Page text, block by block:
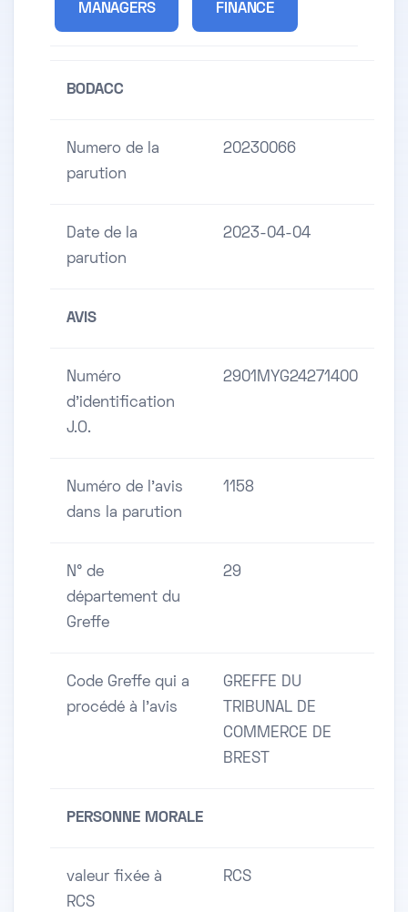
MANAGERS FINANCE
BODACC
Numero de la
parution
20230066
Date de la
parution
2023-04-04
AVIS
Numéro
d'identification
J.O.
2901MYG24271400
Numéro de l'avis
dans la parution
1158
N° de
département du
Greffe
29
Code Greffe qui a
procédé à l'avis
GREFFE DU
TRIBUNAL DE
COMMERCE DE
BREST
PERSONNE MORALE
valeur fixée à
RCS
RCS